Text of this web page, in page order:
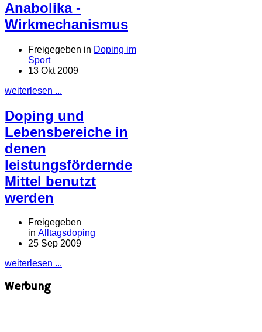
Anabolika -
Wirkmechanismus
Freigegeben in Doping im
Sport
13 Okt 2009
weiterlesen ...
Doping und
Lebensbereiche in
denen
leistungsfördernde
Mittel benutzt
werden
Freigegeben
in Alltagsdoping
25 Sep 2009
weiterlesen ...
Werbung